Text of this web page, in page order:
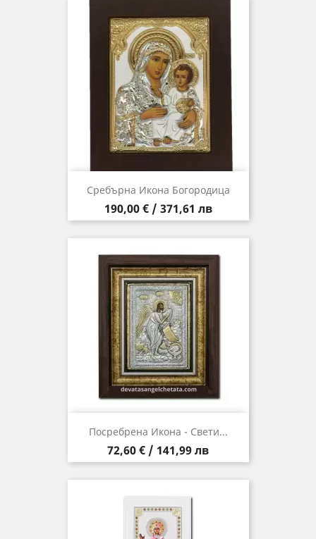
Сребърна Икона Богородица
Цена
190,00 € / 371,61 лв
Посребрена Икона - Свети...
Цена
72,60 € / 141,99 лв